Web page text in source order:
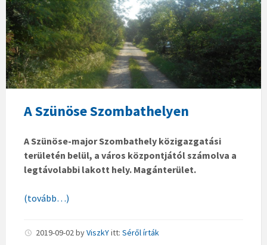
A Szünöse Szombathelyen
A Szünöse-major Szombathely közigazgatási
területén belül, a város központjától számolva a
legtávolabbi lakott hely. Magánterület.
(tovább…)
2019-09-02byViszkYitt: Séről írták